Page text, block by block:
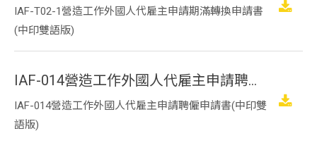
IAF-T02-1營造工作外國人代雇主申請期滿轉換申請書
(中印雙語版)
IAF-014營造工作外國人代雇主申請聘僱申請書(中印雙語版)
IAF-014營造工作外國人代雇主申請聘僱申請書(中印雙
語版)